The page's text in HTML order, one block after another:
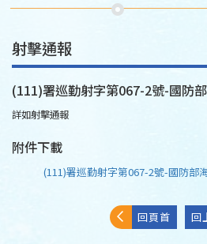
射擊通報
(111)署巡勤射字第067-2號-國防
詳如射擊通報
附件下載
(111)署巡勤射字第067-2號-國防部
回頁首 回